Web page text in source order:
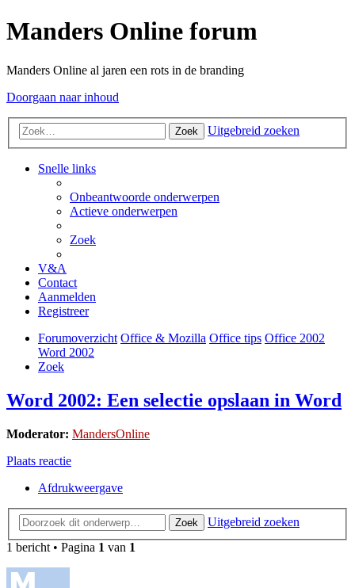
Manders Online forum
Manders Online al jaren een rots in de branding
Doorgaan naar inhoud
Zoek Uitgebreid zoeken
Snelle links
Onbeantwoorde onderwerpen
Actieve onderwerpen
Zoek
V&A
Contact
Aanmelden
Registreer
Forumoverzicht Office & Mozilla Office tips Office 2002
Word 2002
Zoek
Word 2002: Een selectie opslaan in Word
Moderator: MandersOnline
Plaats reactie
Afdrukweergave
Zoek
Uitgebreid zoeken
1 bericht • Pagina 1 van 1